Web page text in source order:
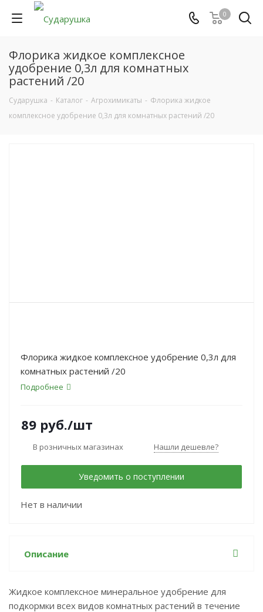
0
Флорика жидкое комплексное
удобрение 0,3л для комнатных
растений /20
Сударушка - Каталог - Агрохимикаты - Флорика жидкое
комплексное удобрение 0,3л для комнатных растений /20
Флорика жидкое комплексное удобрение 0,3л для
комнатных растений /20
Подробнее
89 руб./шт
В розничных магазинах Нашли дешевле?
Уведомить о поступлении
Нет в наличии
Описание
Жидкое комплексное минеральное удобрение для
подкормки всех видов комнатных растений в течение